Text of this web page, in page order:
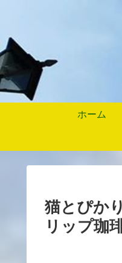
ホーム
猫とぴか
リップ珈